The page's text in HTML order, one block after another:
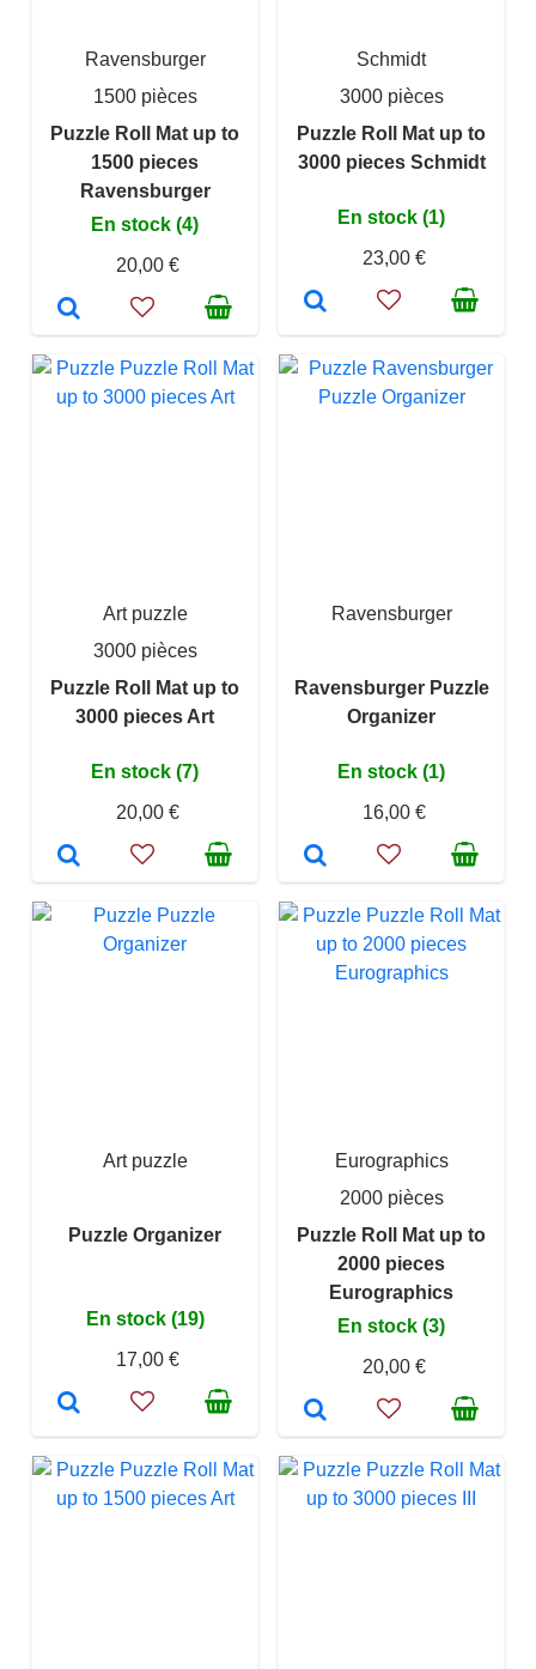
Ravensburger
1500 pièces
Puzzle Roll Mat up to
1500 pieces
Ravensburger
En stock (4)
20,00 €
Schmidt
3000 pièces
Puzzle Roll Mat up to
3000 pieces Schmidt
En stock (1)
23,00 €
Art puzzle
3000 pièces
Puzzle Roll Mat up to
3000 pieces Art
En stock (7)
20,00 €
Ravensburger
Ravensburger Puzzle
Organizer
En stock (1)
16,00 €
Art puzzle
Puzzle Organizer
En stock (19)
17,00 €
Eurographics
2000 pièces
Puzzle Roll Mat up to
2000 pieces
Eurographics
En stock (3)
20,00 €